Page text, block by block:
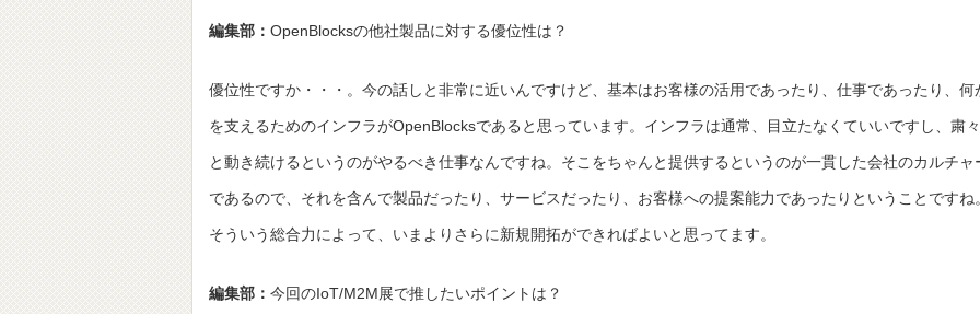
編集部： OpenBlocksの他社製品に対する優位性は？
優位性ですか・・・。今の話しと非常に近いんですけど、基本はお客様の活用であったり、仕事であったり、何
を支えるためのインフラがOpenBlocksであると思っています。インフラは通常、目立たなくていいですし、粛々
と動き続けるというのがやるべき仕事なんですね。そこをちゃんと提供するというのが一貫した会社のカルチャ
であるので、それを含んで製品だったり、サービスだったり、お客様への提案能力であったりということですね。
そういう総合力によって、いまよりさらに新規開拓ができればよいと思ってます。
編集部： 今回のIoT/M2M展で推したいポイントは？